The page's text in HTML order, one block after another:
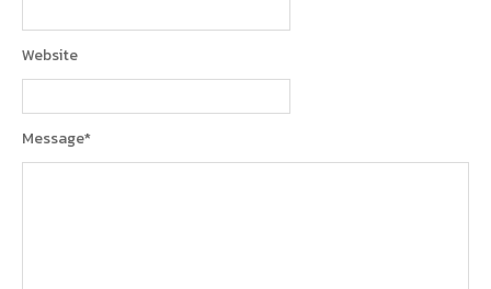
Message*
Website